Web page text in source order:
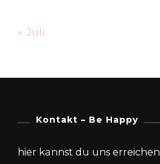
« Juli
Kontakt – Be Happy
hier kannst du uns erreichen